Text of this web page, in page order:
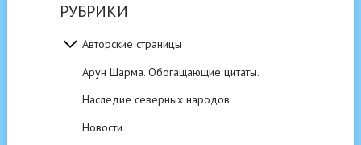
РУБРИКИ
Авторские страницы
Арун Шарма. Обогащающие цитаты.
Наследие северных народов
Новости